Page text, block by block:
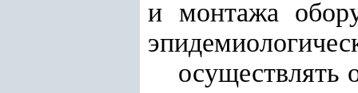
и монтажа
осуществлять